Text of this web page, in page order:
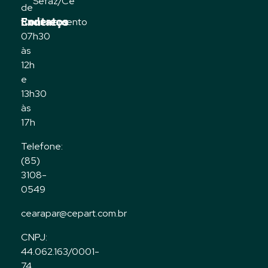
Contatos
de
funcionamento
07h30
às
12h
e
13h30
às
17h
Telefone:
(85)
3108-
0549
cearapar@cepart.com.br
CNPJ:
44.062.163/0001-
Endereço